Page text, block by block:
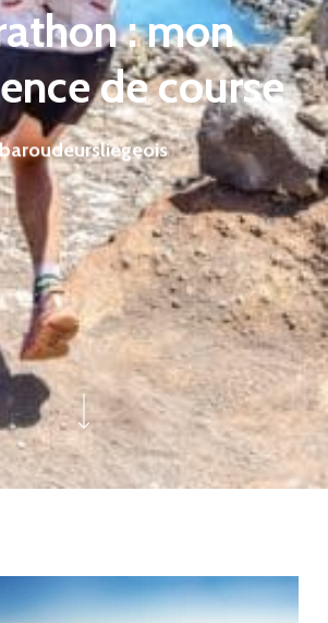
: mon
de course
baroudeursliegeois